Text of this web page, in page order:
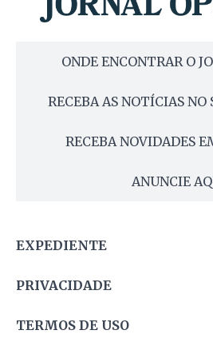
ONDE ENCONTRAR O
RECEBA AS NOTÍCIAS NO
RECEBA NOVIDADES
ANUNCIE
EXPEDIENTE
PRIVACIDADE
TERMOS DE USO